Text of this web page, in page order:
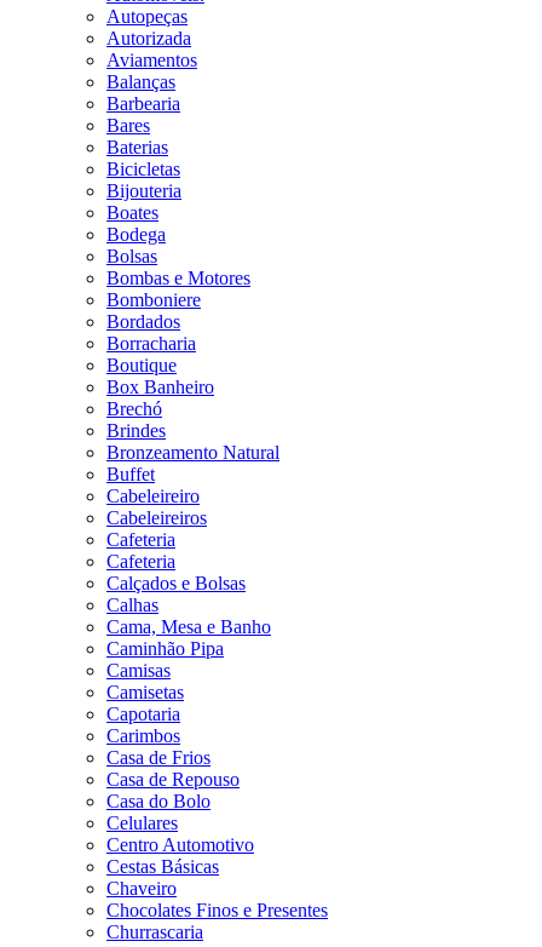
Autopeças
Autorizada
Aviamentos
Balanças
Barbearia
Bares
Baterias
Bicicletas
Bijouteria
Boates
Bodega
Bolsas
Bombas e Motores
Bomboniere
Bordados
Borracharia
Boutique
Box Banheiro
Brechó
Brindes
Bronzeamento Natural
Buffet
Cabeleireiro
Cabeleireiros
Cafeteria
Cafeteria
Calçados e Bolsas
Calhas
Cama, Mesa e Banho
Caminhão Pipa
Camisas
Camisetas
Capotaria
Carimbos
Casa de Frios
Casa de Repouso
Casa do Bolo
Celulares
Centro Automotivo
Cestas Básicas
Chaveiro
Chocolates Finos e Presentes
Churrascaria